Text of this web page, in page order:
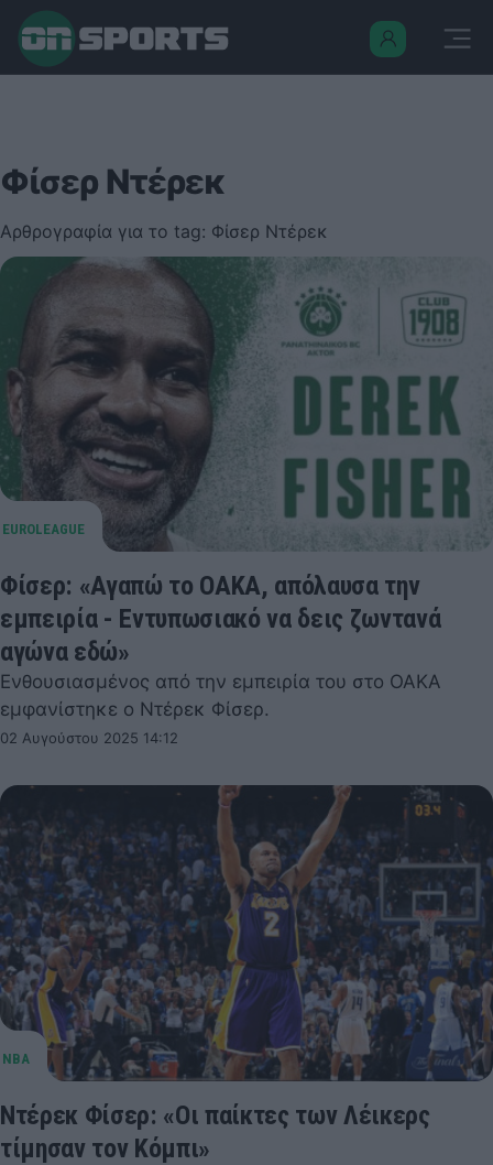
Φίσερ Ντέρεκ
Αρθρογραφία για το tag: Φίσερ Ντέρεκ
Φίσερ: «Αγαπώ το ΟΑΚΑ, απόλαυσα την
εμπειρία - Εντυπωσιακό να δεις ζωντανά
αγώνα εδώ»
Ενθουσιασμένος από την εμπειρία του στο ΟΑΚΑ
εμφανίστηκε ο Ντέρεκ Φίσερ.
02 Αυγούστου 2025 14:12
Ντέρεκ Φίσερ: «Οι παίκτες των Λέικερς
τίμησαν τον Κόμπι»